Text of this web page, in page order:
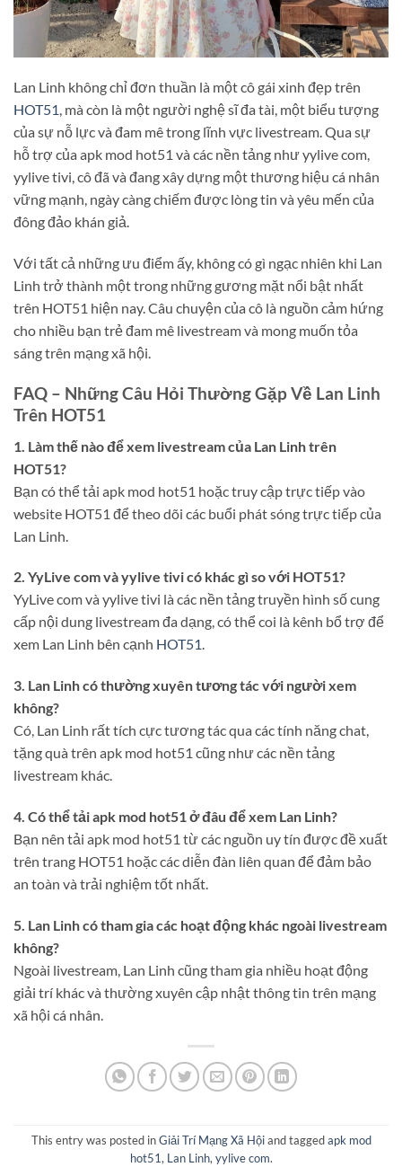
Lan Linh không chỉ đơn thuần là một cô gái xinh đẹp trên
HOT51, mà còn là một người nghệ sĩ đa tài, một biểu tượng
của sự nỗ lực và đam mê trong lĩnh vực livestream. Qua sự
hỗ trợ của apk mod hot51 và các nền tảng như yylive com,
yylive tivi, cô đã và đang xây dựng một thương hiệu cá nhân
vững mạnh, ngày càng chiếm được lòng tin và yêu mến của
đông đảo khán giả.
Với tất cả những ưu điểm ấy, không có gì ngạc nhiên khi Lan
Linh trở thành một trong những gương mặt nổi bật nhất
trên HOT51 hiện nay. Câu chuyện của cô là nguồn cảm hứng
cho nhiều bạn trẻ đam mê livestream và mong muốn tỏa
sáng trên mạng xã hội.
FAQ – Những Câu Hỏi Thường Gặp Về Lan Linh
Trên HOT51
1. Làm thế nào để xem livestream của Lan Linh trên
HOT51?
Bạn có thể tải apk mod hot51 hoặc truy cập trực tiếp vào
website HOT51 để theo dõi các buổi phát sóng trực tiếp của
Lan Linh.
2. YyLive com và yylive tivi có khác gì so với HOT51?
YyLive com và yylive tivi là các nền tảng truyền hình số cung
cấp nội dung livestream đa dạng, có thể coi là kênh bổ trợ để
xem Lan Linh bên cạnh HOT51.
3. Lan Linh có thường xuyên tương tác với người xem
không?
Có, Lan Linh rất tích cực tương tác qua các tính năng chat,
tặng quà trên apk mod hot51 cũng như các nền tảng
livestream khác.
4. Có thể tải apk mod hot51 ở đâu để xem Lan Linh?
Bạn nên tải apk mod hot51 từ các nguồn uy tín được đề xuất
trên trang HOT51 hoặc các diễn đàn liên quan để đảm bảo
an toàn và trải nghiệm tốt nhất.
5. Lan Linh có tham gia các hoạt động khác ngoài livestream
không?
Ngoài livestream, Lan Linh cũng tham gia nhiều hoạt động
giải trí khác và thường xuyên cập nhật thông tin trên mạng
xã hội cá nhân.
This entry was posted inGiải Trí Mạng Xã Hộiand taggedapk mod
hot51, Lan Linh, yylive com.